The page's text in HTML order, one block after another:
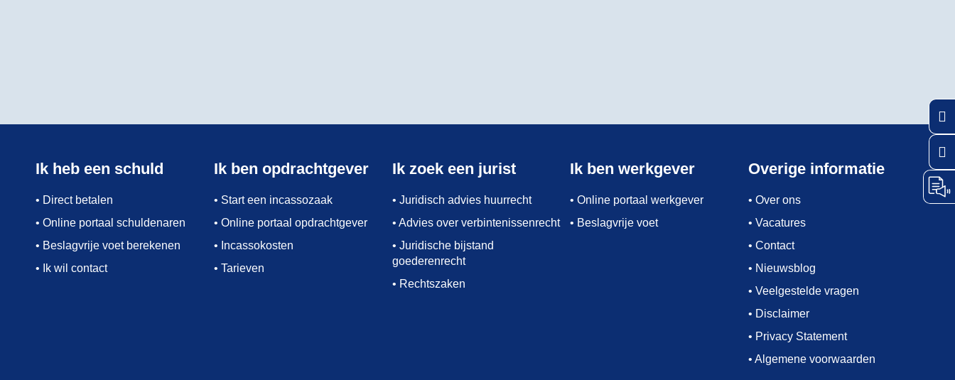
Ik heb een schuld
• Direct betalen
• Online portaal schuldenaren
• Beslagvrije voet berekenen
• Ik wil contact
Ik ben opdrachtgever
• Start een incassozaak
• Online portaal opdrachtgever
• Incassokosten
• Tarieven
Ik zoek een jurist
• Juridisch advies huurrecht
• Advies over verbintenissenrecht
• Juridische bijstand
goederenrecht
• Rechtszaken
Ik ben werkgever
• Online portaal werkgever
• Beslagvrije voet
Overige informatie
• Over ons
• Vacatures
• Contact
• Nieuwsblog
• Veelgestelde vragen
• Disclaimer
• Privacy Statement
• Algemene voorwaarden